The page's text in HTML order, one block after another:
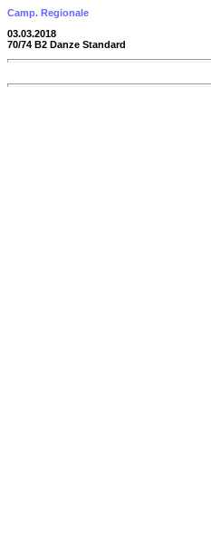
Camp. Regionale
03.03.2018
70/74 B2 Danze Standard